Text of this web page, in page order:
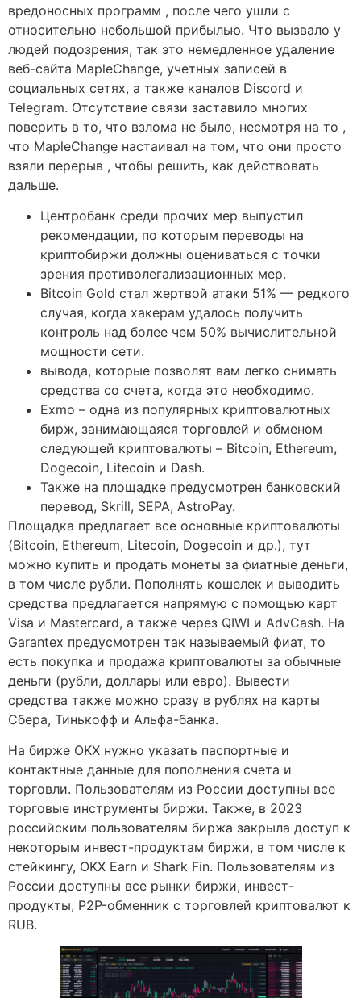
вредоносных программ , после чего ушли с
относительно небольшой прибылью. Что вызвало у
людей подозрения, так это немедленное удаление
веб-сайта MapleChange, учетных записей в
социальных сетях, а также каналов Discord и
Telegram. Отсутствие связи заставило многих
поверить в то, что взлома не было, несмотря на то ,
что MapleChange настаивал на том, что они просто
взяли перерыв , чтобы решить, как действовать
дальше.
Центробанк среди прочих мер выпустил
рекомендации, по которым переводы на
криптобиржи должны оцениваться с точки
зрения противолегализационных мер.
Bitcoin Gold стал жертвой атаки 51% — редкого
случая, когда хакерам удалось получить
контроль над более чем 50% вычислительной
мощности сети.
вывода, которые позволят вам легко снимать
средства со счета, когда это необходимо.
Exmo – одна из популярных криптовалютных
бирж, занимающаяся торговлей и обменом
следующей криптовалюты – Bitcoin, Ethereum,
Dogecoin, Litecoin и Dash.
Также на площадке предусмотрен банковский
перевод, Skrill, SEPA, AstroPay.
Площадка предлагает все основные криптовалюты
(Bitcoin, Ethereum, Litecoin, Dogecoin и др.), тут
можно купить и продать монеты за фиатные деньги,
в том числе рубли. Пополнять кошелек и выводить
средства предлагается напрямую с помощью карт
Visa и Mastercard, а также через QIWI и AdvCash. На
Garantex предусмотрен так называемый фиат, то
есть покупка и продажа криптовалюты за обычные
деньги (рубли, доллары или евро). Вывести
средства также можно сразу в рублях на карты
Сбера, Тинькофф и Альфа-банка.
На бирже OKX нужно указать паспортные и
контактные данные для пополнения счета и
торговли. Пользователям из России доступны все
торговые инструменты биржи. Также, в 2023
российским пользователям биржа закрыла доступ к
некоторым инвест-продуктам биржи, в том числе к
стейкингу, OKX Earn и Shark Fin. Пользователям из
России доступны все рынки биржи, инвест-
продукты, P2P-обменник с торговлей криптовалют к
RUB.